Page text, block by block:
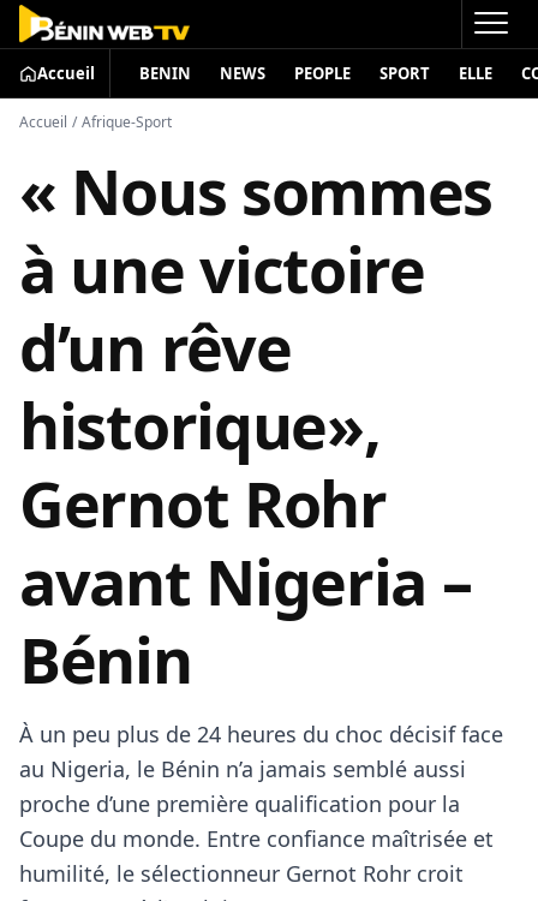
Accueil BENIN NEWS PEOPLE SPORT ELLE
Accueil / Afrique-Sport
« Nous sommes
à une victoire
d’un rêve
historique»,
Gernot Rohr
avant Nigeria –
Bénin
À un peu plus de 24 heures du choc décisif face
au Nigeria, le Bénin n’a jamais semblé aussi
proche d’une première qualification pour la
Coupe du monde. Entre confiance maîtrisée et
humilité, le sélectionneur Gernot Rohr croit